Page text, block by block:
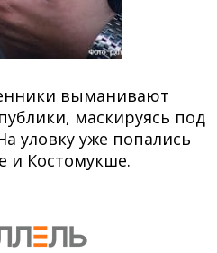
выманивают
маскируясь под
уловку уже попались
и Костомукше.